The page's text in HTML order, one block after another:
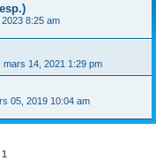
8:25 am
mars 14, 2021 1:29 pm
05, 2019 10:04 am
1